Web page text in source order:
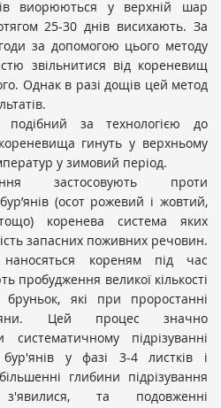
виорюються у верхній шар
25-30 днів висихають. За
за допомогою цього методу
звільнитися від кореневищ
Однак в разі дощів цей метод
за технологією до
гинуть у верхньому
у зимовий період.
застосовують проти
(осот рожевий і жовтий,
коренева система яких
запасних поживних речовин.
кореням під час
пробудження великої кількості
бруньок, які при проростанні
Цей процес значно
підрізуванні
у фазі 3-4 листків і
глибини підрізування
та подовженні